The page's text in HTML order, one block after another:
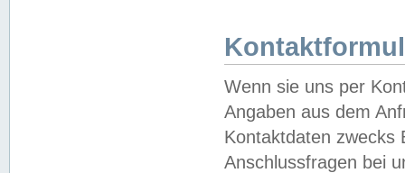
Wenn sie uns per
Angaben aus dem
Kontaktdaten zwecks
Anschlussfragen bei